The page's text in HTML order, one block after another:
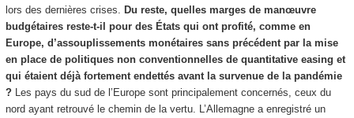
lors des dernières crises. Du reste, quelles marges de manœuvre
budgétaires reste-t-il pour des États qui ont profité, comme en
Europe, d’assouplissements monétaires sans précédent par la mise
en place de politiques non conventionnelles de quantitative easing et
qui étaient déjà fortement endettés avant la survenue de la pandémie
?Les pays du sud de l’Europe sont principalement concernés, ceux du
nord ayant retrouvé le chemin de la vertu. L’Allemagne a enregistré un